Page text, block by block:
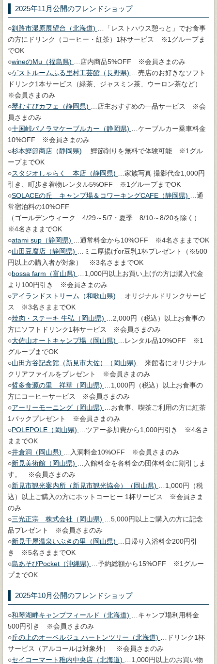
2025年11月公開のフレンドショップ
○釧路市湿原展望台（北海道)
…「レストハウス憩っと」でお食事
の方にドリンク（コーヒー・紅茶）1杯サービス ※1グループま
でOK
○wineのMu（福島県)
…店内商品5%OFF ※会員さまのみ
○ゲストルームふる里村工芸館（長野県)
…売店のお好きなソフト
ドリンク1本サービス（緑茶、ジャスミン茶、ウーロン茶など）
※会員さまのみ
○琴むすびカフェ（静岡県)
…店主おすすめの一品サービス ※会
員さまのみ
○十国峠パノラマケーブルカー（静岡県)
…ケーブルカー乗車料金
10%OFF ※会員さまのみ
○杉本鰹節商店（静岡県)
…鰹節削りを無料で体験可能 ※1グル
ープまでOK
○スタジオしゃらく 本店（静岡県)
…家族写真 撮影代金1,000円
引き、町歩き着物レンタル5%OFF ※1グループまでOK
○SOLACEの丘 キャンプ場＆コワーキングCAFE（静岡県)
…通
常宿泊料の10%OFF
（ゴールデンウィーク 4/29～5/7・夏季 8/10～8/20を除く）
※4名さままでOK
○atami sup（静岡県)
…通常料金から10%OFF ※4名さままでOK
○山田豆腐店（静岡県)
…ミニ厚揚げor豆乳1杯プレゼント（※500
円以上の購入者が対象） ※3名さままでOK
○bossa farm（富山県)
…1,000円以上お買い上げの方は購入代金
より100円引き ※会員さまのみ
○アイランドストリーム（和歌山県)
…オリジナルドリンクサービ
ス ※3名さままでOK
○焼肉・ステーキ 牛弘（岡山県)
…2,000円（税込）以上お食事の
方にソフトドリンク1杯サービス ※会員さまのみ
○大佐山オートキャンプ場（岡山県)
…レンタル品10%OFF ※1
グループまでOK
○山田方谷記念館（新見市大佐）（岡山県)
…来館者にオリジナル
クリアファイルをプレゼント ※会員さまのみ
○哲多食源の里 祥華（岡山県)
…1,000円（税込）以上お食事の
方にコーヒーサービス ※会員さまのみ
○アーリーモーニング（岡山県)
…お食事、喫茶ご利用の方に紅茶
1パックプレゼント ※会員さまのみ
○POLEPOLE（岡山県)
…ツアー参加費から1,000円引き ※4名さ
ままでOK
○井倉洞（岡山県)
…入洞料金10%OFF ※会員さまのみ
○新見美術館（岡山県)
…入館料金を各料金の団体料金に割引しま
す。 ※会員さまのみ
○新見市観光案内所（新見市観光協会）（岡山県)
…1,000円（税
込）以上ご購入の方にホットコーヒー 1杯サービス ※会員さま
のみ
○三光正宗 株式会社（岡山県)
…5,000円以上ご購入の方に記念
品プレゼント ※会員さまのみ
○新見千屋温泉いぶきの里（岡山県)
…日帰り入浴料金200円引
き ※5名さままでOK
○島あそびPocket（沖縄県)
…予約総額から15%OFF ※1グルー
プまでOK
2025年10月公開のフレンドショップ
○和琴湖畔キャンプフィールド（北海道)
…キャンプ場利用料金
500円引き ※会員さまのみ
○丘の上のオーベルジュ ハートンツリー（北海道)
…ドリンク1杯
サービス（アルコールは対象外） ※会員さまのみ
○セイコーマート稚内中央店（北海道)
…1,000円以上のお買い物